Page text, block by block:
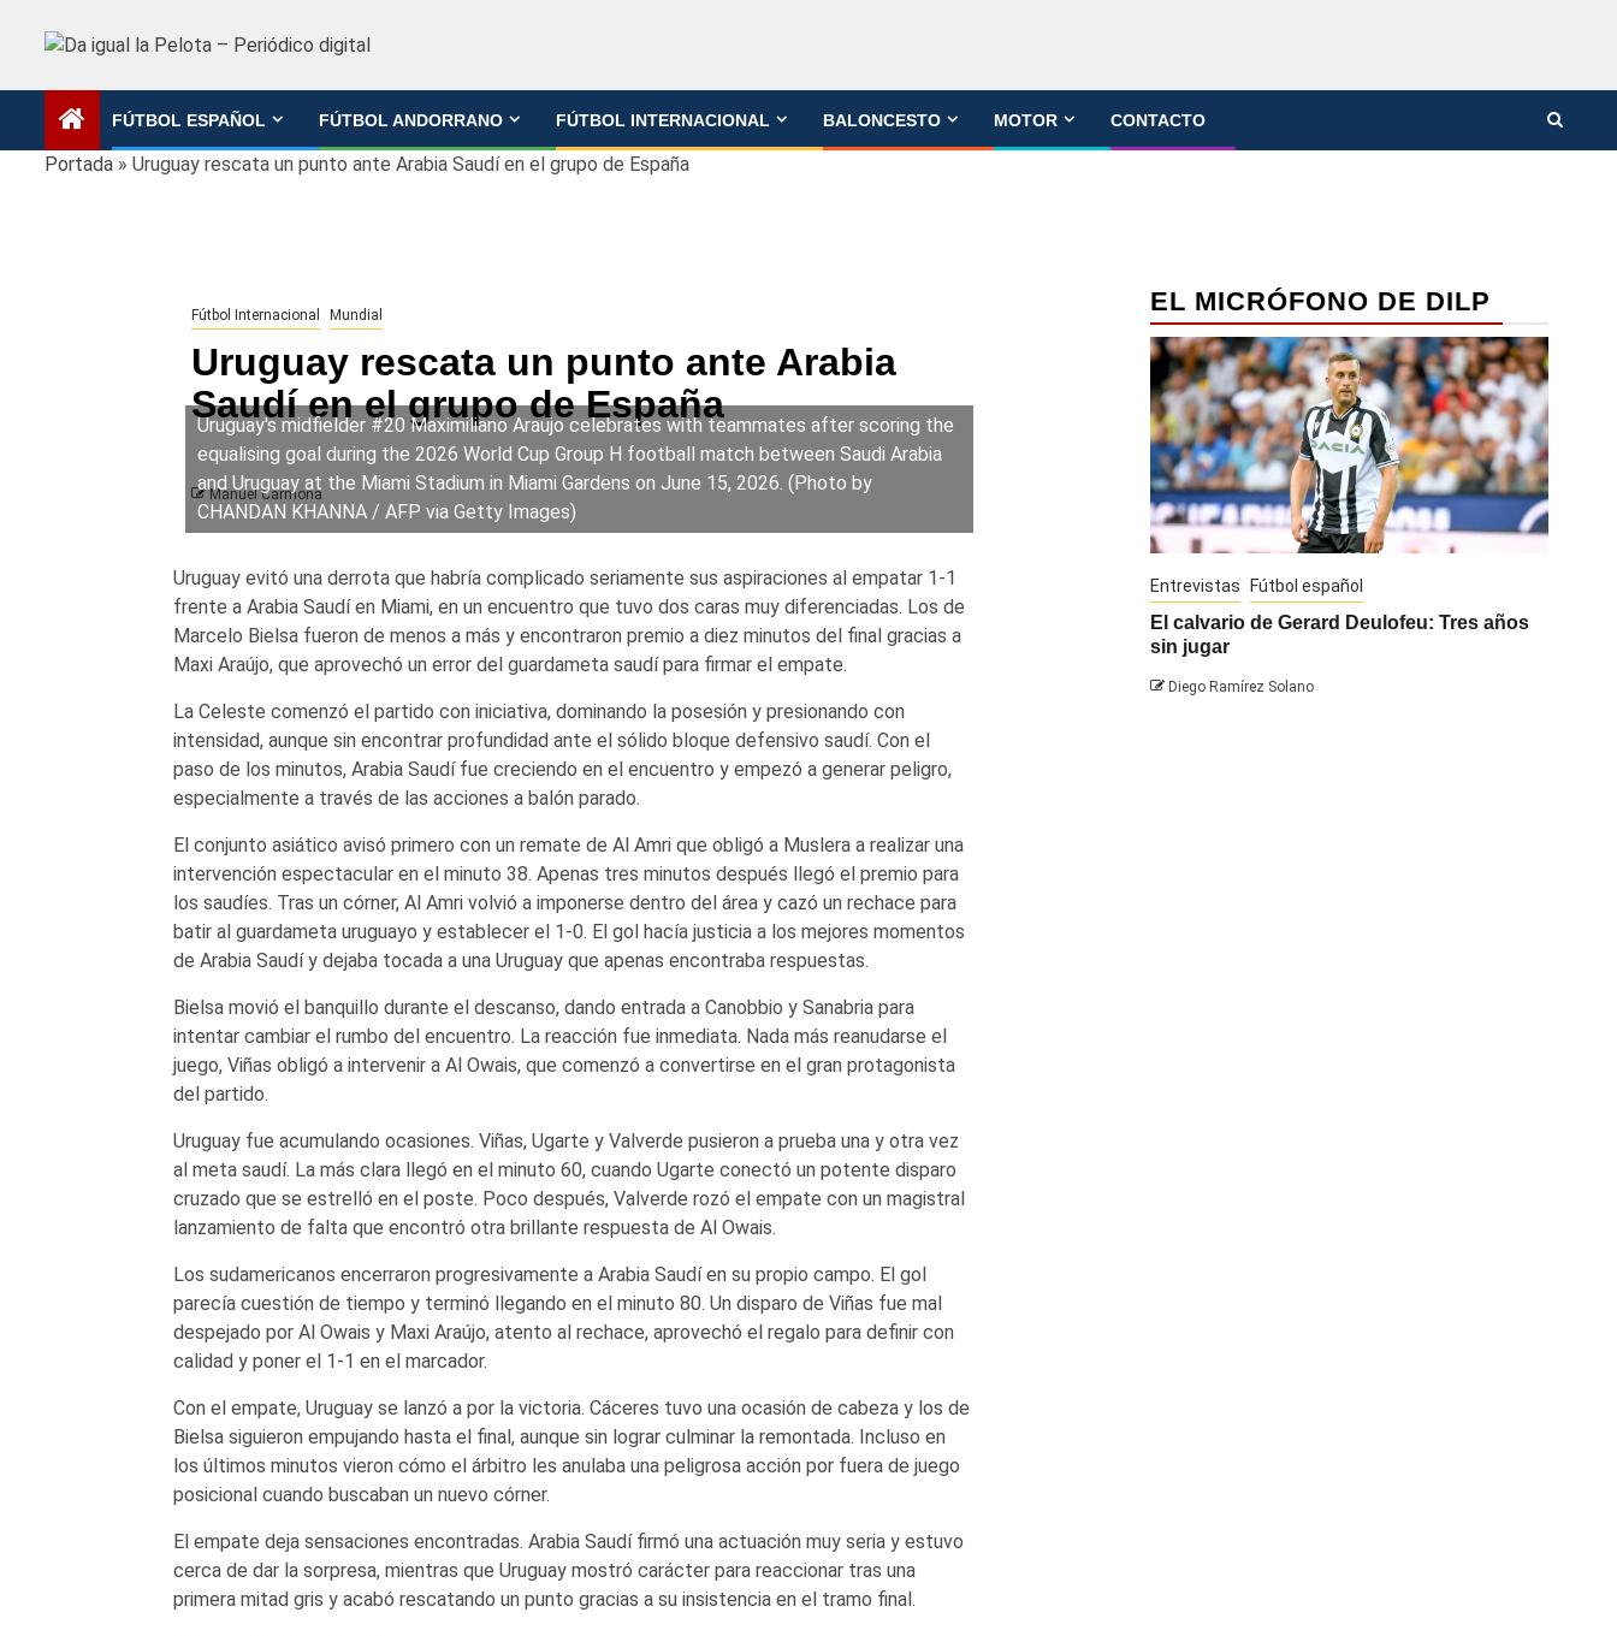
FÚTBOL ESPAÑOL FÚTBOL ANDORRANO FÚTBOL INTERNACIONAL BALONCESTO MOTOR CONTACTO
Portada » Uruguay rescata un punto ante Arabia Saudí en el grupo de España
Fútbol Internacional Mundial
Uruguay rescata un punto ante Arabia
Saudí en el grupo de España
Manuel Carmona
Uruguay's midfielder #20 Maximiliano Araujo celebrates with teammates after scoring the
equalising goal during the 2026 World Cup Group H football match between Saudi Arabia
and Uruguay at the Miami Stadium in Miami Gardens on June 15, 2026. (Photo by
CHANDAN KHANNA / AFP via Getty Images)
Uruguay evitó una derrota que habría complicado seriamente sus aspiraciones al empatar 1-1
frente a Arabia Saudí en Miami, en un encuentro que tuvo dos caras muy diferenciadas. Los de
Marcelo Bielsa fueron de menos a más y encontraron premio a diez minutos del final gracias a
Maxi Araújo, que aprovechó un error del guardameta saudí para firmar el empate.
La Celeste comenzó el partido con iniciativa, dominando la posesión y presionando con
intensidad, aunque sin encontrar profundidad ante el sólido bloque defensivo saudí. Con el
paso de los minutos, Arabia Saudí fue creciendo en el encuentro y empezó a generar peligro,
especialmente a través de las acciones a balón parado.
El conjunto asiático avisó primero con un remate de Al Amri que obligó a Muslera a realizar una
intervención espectacular en el minuto 38. Apenas tres minutos después llegó el premio para
los saudíes. Tras un córner, Al Amri volvió a imponerse dentro del área y cazó un rechace para
batir al guardameta uruguayo y establecer el 1-0. El gol hacía justicia a los mejores momentos
de Arabia Saudí y dejaba tocada a una Uruguay que apenas encontraba respuestas.
Bielsa movió el banquillo durante el descanso, dando entrada a Canobbio y Sanabria para
intentar cambiar el rumbo del encuentro. La reacción fue inmediata. Nada más reanudarse el
juego, Viñas obligó a intervenir a Al Owais, que comenzó a convertirse en el gran protagonista
del partido.
Uruguay fue acumulando ocasiones. Viñas, Ugarte y Valverde pusieron a prueba una y otra vez
al meta saudí. La más clara llegó en el minuto 60, cuando Ugarte conectó un potente disparo
cruzado que se estrelló en el poste. Poco después, Valverde rozó el empate con un magistral
lanzamiento de falta que encontró otra brillante respuesta de Al Owais.
Los sudamericanos encerraron progresivamente a Arabia Saudí en su propio campo. El gol
parecía cuestión de tiempo y terminó llegando en el minuto 80. Un disparo de Viñas fue mal
despejado por Al Owais y Maxi Araújo, atento al rechace, aprovechó el regalo para definir con
calidad y poner el 1-1 en el marcador.
Con el empate, Uruguay se lanzó a por la victoria. Cáceres tuvo una ocasión de cabeza y los de
Bielsa siguieron empujando hasta el final, aunque sin lograr culminar la remontada. Incluso en
los últimos minutos vieron cómo el árbitro les anulaba una peligrosa acción por fuera de juego
posicional cuando buscaban un nuevo córner.
El empate deja sensaciones encontradas. Arabia Saudí firmó una actuación muy seria y estuvo
cerca de dar la sorpresa, mientras que Uruguay mostró carácter para reaccionar tras una
primera mitad gris y acabó rescatando un punto gracias a su insistencia en el tramo final.
EL MICRÓFONO DE DILP
Entrevistas Fútbol español
El calvario de Gerard Deulofeu: Tres años
sin jugar
Diego Ramírez Solano